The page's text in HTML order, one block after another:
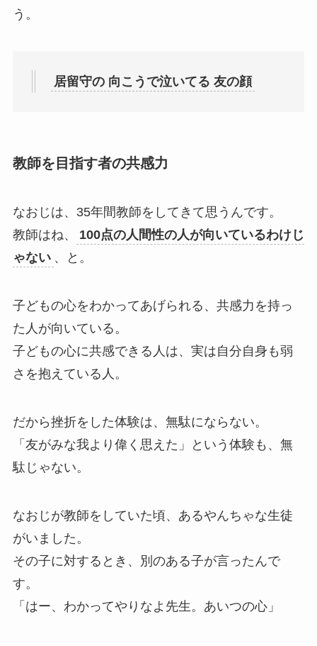
う。
居留守の 向こうで泣いてる 友の顔
教師を目指す者の共感力
なおじは、35年間教師をしてきて思うんです。
教師はね、
100点の人間性の人が向いているわけじ
ゃない 、と。
子どもの心をわかってあげられる、共感力を持っ
た人が向いている。
子どもの心に共感できる人は、実は自分自身も弱
さを抱えている人。
だから挫折をした体験は、無駄にならない。
「友がみな我より偉く思えた」という体験も、無
駄じゃない。
なおじが教師をしていた頃、あるやんちゃな生徒
がいました。
その子に対するとき、別のある子が言ったんで
す。
「はー、わかってやりなよ先生。あいつの心」